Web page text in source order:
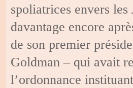
spoliatrices envers les
davantage encore
de son premier
Goldman – qui avait
l’ordonnance